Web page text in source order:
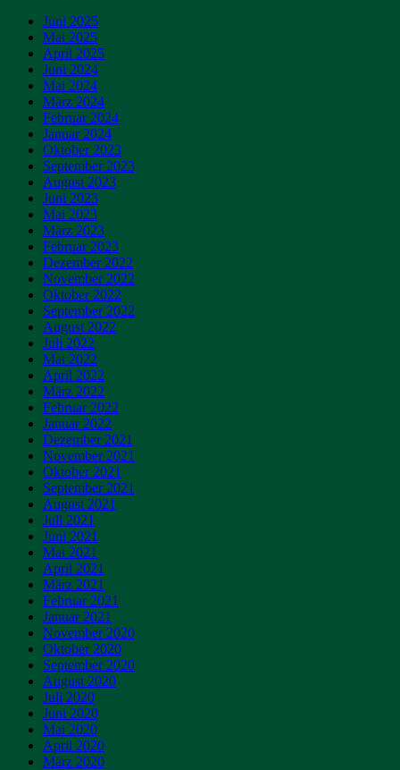
Juni 2025
Mai 2025
April 2025
Juni 2024
Mai 2024
März 2024
Februar 2024
Januar 2024
Oktober 2023
September 2023
August 2023
Juni 2023
Mai 2023
März 2023
Februar 2023
Dezember 2022
November 2022
Oktober 2022
September 2022
August 2022
Juli 2022
Mai 2022
April 2022
März 2022
Februar 2022
Januar 2022
Dezember 2021
November 2021
Oktober 2021
September 2021
August 2021
Juli 2021
Juni 2021
Mai 2021
April 2021
März 2021
Februar 2021
Januar 2021
November 2020
Oktober 2020
September 2020
August 2020
Juli 2020
Juni 2020
Mai 2020
April 2020
März 2020